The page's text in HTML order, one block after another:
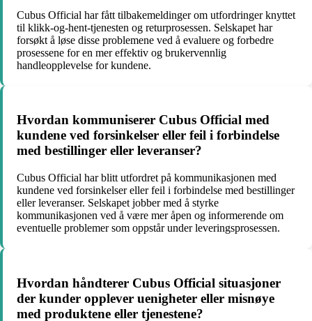
Cubus Official har fått tilbakemeldinger om utfordringer knyttet
til klikk-og-hent-tjenesten og returprosessen. Selskapet har
forsøkt å løse disse problemene ved å evaluere og forbedre
prosessene for en mer effektiv og brukervennlig
handleopplevelse for kundene.
Hvordan kommuniserer Cubus Official med
kundene ved forsinkelser eller feil i forbindelse
med bestillinger eller leveranser?
Cubus Official har blitt utfordret på kommunikasjonen med
kundene ved forsinkelser eller feil i forbindelse med bestillinger
eller leveranser. Selskapet jobber med å styrke
kommunikasjonen ved å være mer åpen og informerende om
eventuelle problemer som oppstår under leveringsprosessen.
Hvordan håndterer Cubus Official situasjoner
der kunder opplever uenigheter eller misnøye
med produktene eller tjenestene?